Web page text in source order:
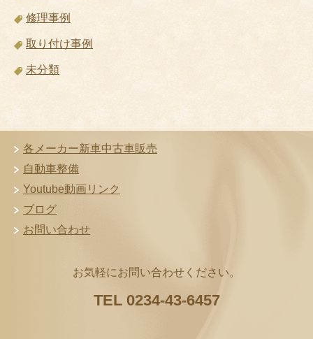
修理事例
取り付け事例
未分類
各メーカー新車中古車販売
自動車整備
Youtube動画リンク
ブログ
お問い合わせ
お気軽にお問い合わせください。
TEL 0234-43-6457